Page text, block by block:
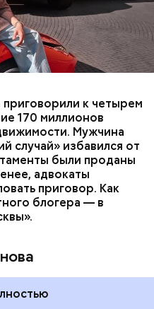
приговорили к четырем
170 миллионов
Мужчина
случай» избавился от
были проданы
адвокаты
приговор. Как
блогера — в
преступных
В тот же день
. ДЕНЬГИ
МВД